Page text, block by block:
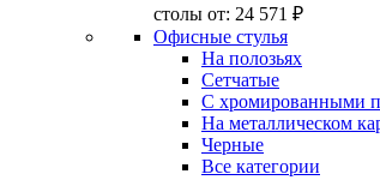
столы от: 24 571 ₽
Офисные стулья
На полозьях
Сетчатые
С хромированными
На металлическом
Черные
Все категории